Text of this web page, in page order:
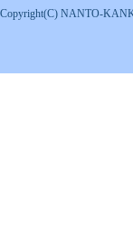
Copyright(C) NANTO-